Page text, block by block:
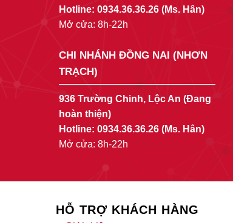
Hotline: 0934.36.36.26 (Ms. Hân)
Mở cửa: 8h-22h
CHI NHÁNH ĐỒNG NAI (NHƠN
TRẠCH)
936 Trường Chinh, Lộc An (Đang
hoàn thiện)
Hotline: 0934.36.36.26 (Ms. Hân)
Mở cửa: 8h-22h
HỖ TRỢ KHÁCH HÀNG